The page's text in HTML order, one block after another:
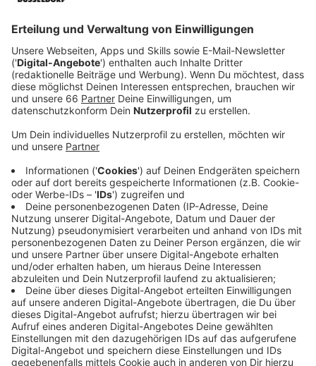
der Mecumstraße und der Brinckmannstraße.
Veröffentlicht:Montag, 20.10.2025 07:05
Anzeige
Breiterer Radweg und Änderungen für
Autofahrende
Anzeige
Auf einer Länge von rund 150 Metern wird der Rad-
und Gehweg komplett erneuert und an die Standards
des DüsseldorferRadhauptnetzes angepasst, meldet
die Stadt. Der Radweg wird von bisher 1,40 Meter auf
zwei Meter verbreitert und erhält eine rot eingefärbte
Asphaltdecke. Der neue Abschnitt beginnt westlich an
der bereits umgebauten Auffahrt Mecumstraße und
endet östlich an einem rot markierten Übergang für
Radfahrer an der Brinckmannstraße. Die Bauarbeiten